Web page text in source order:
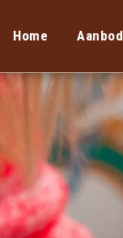
Home Aanbod